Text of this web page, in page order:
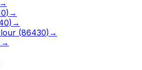
→
) →
) →
(86430) →
→